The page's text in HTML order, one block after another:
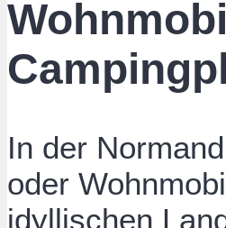
In der
oder
idyllischen